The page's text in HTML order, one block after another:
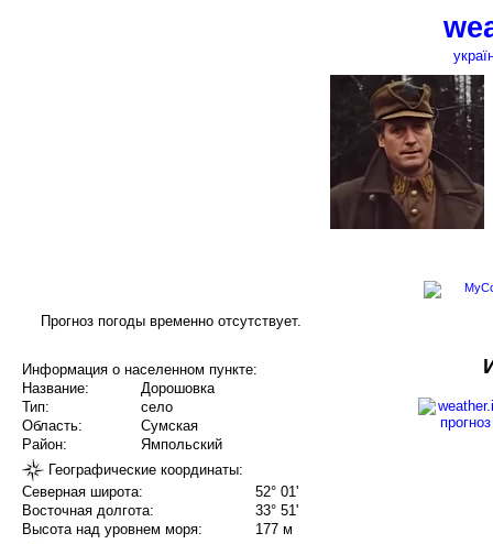
Прогноз погоды временно отсутствует.
Информация о населенном пункте:
Название:
Дорошовка
Тип:
село
Область:
Сумская
Район:
Ямпольский
Географические координаты:
Северная широта:
52° 01'
Восточная долгота:
33° 51'
Высота над уровнем моря:
177 м